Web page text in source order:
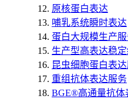
原核蛋白表达
哺乳系统瞬时表达
蛋白大规模生产
生产型高表达稳
昆虫细胞蛋白表
重组抗体表达服务
BGE®高通量抗体